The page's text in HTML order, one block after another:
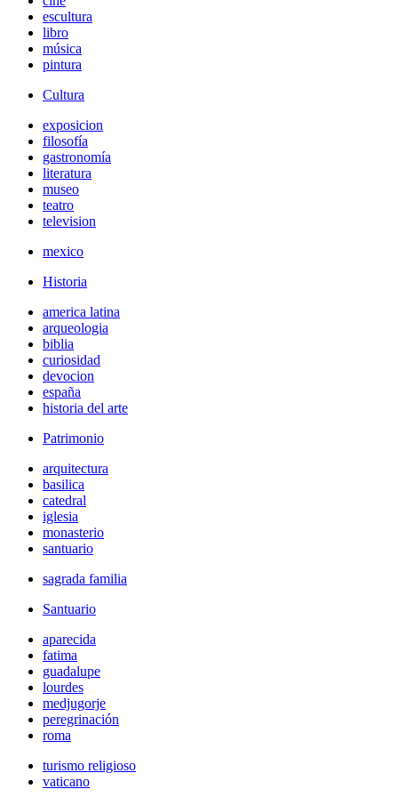
escultura
libro
música
pintura
Cultura
exposicion
filosofía
gastronomía
literatura
museo
teatro
television
mexico
Historia
america latina
arqueologia
biblia
curiosidad
devocion
españa
historia del arte
Patrimonio
arquitectura
basilica
catedral
iglesia
monasterio
santuario
sagrada familia
Santuario
aparecida
fatima
guadalupe
lourdes
medjugorje
peregrinación
roma
turismo religioso
vaticano